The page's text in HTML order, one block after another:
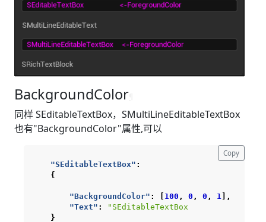
BackgroundColor
同样 SEditableTextBox，SMultiLineEditableTextBox
也有"BackgroundColor"属性,可以
"SEditableTextBox" :
{
"BackgroundColor" : 100 , 0 , 0 , 1],
"Text" :
"SEditableTextBox
}
Copy